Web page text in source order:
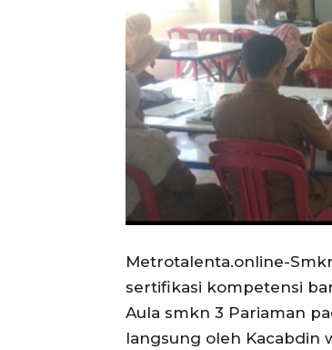
Metrotalenta.online-
sertifikasi kompetensi
Aula smkn 3 Pariaman
langsung oleh Kacabdin